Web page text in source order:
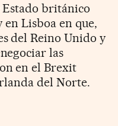
británico
Lisboa en que,
del Reino Unido y
las
en el Brexit
del Norte.